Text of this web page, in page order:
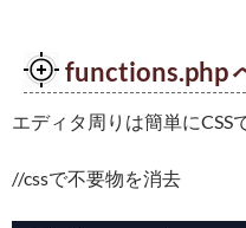
functions.php
エディタ周りは簡単にCSS
//cssで不要物を消去